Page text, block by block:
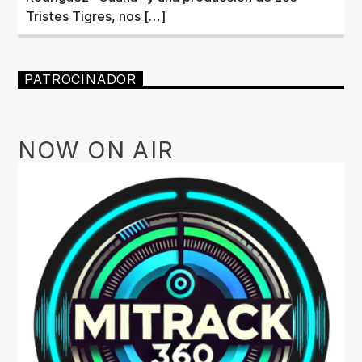
Tristes Tigres, nos […]
PATROCINADOR
NOW ON AIR